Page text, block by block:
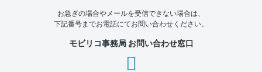
お急ぎの場合やメールを受信できない場合は、
下記番号までお電話にてお問い合わせください。
モビリコ事務局 お問い合わせ窓口